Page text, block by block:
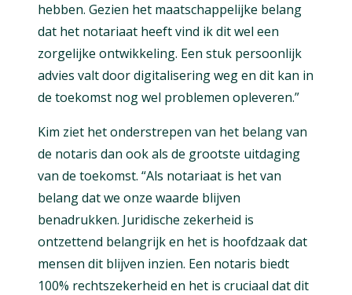
hebben. Gezien het maatschappelijke belang
dat het notariaat heeft vind ik dit wel een
zorgelijke ontwikkeling. Een stuk persoonlijk
advies valt door digitalisering weg en dit kan in
de toekomst nog wel problemen opleveren.”
Kim ziet het onderstrepen van het belang van
de notaris dan ook als de grootste uitdaging
van de toekomst. “Als notariaat is het van
belang dat we onze waarde blijven
benadrukken. Juridische zekerheid is
ontzettend belangrijk en het is hoofdzaak dat
mensen dit blijven inzien. Een notaris biedt
100% rechtszekerheid en het is cruciaal dat dit